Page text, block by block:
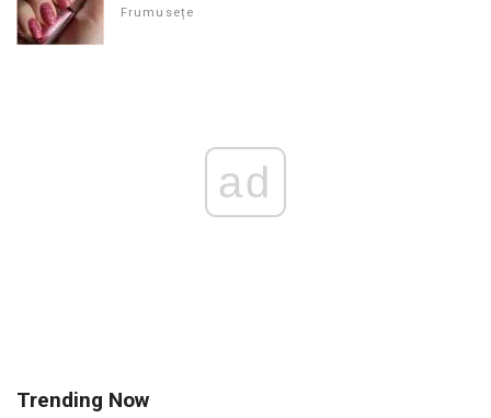
Frumusețe
ad
Trending Now